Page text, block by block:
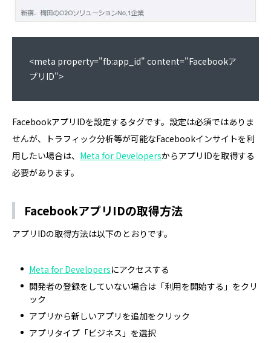
<meta property="fb:app_id" content="Facebookア
プリID">
FacebookアプリIDを設定するタグです。設定は必須ではありま
せんが、トラフィック分析等が可能なFacebookインサイトを利
用したい場合は、 Meta for DevelopersからアプリIDを取得する
必要があります。
FacebookアプリIDの取得方法
アプリIDの取得方法は以下のとおりです。
Meta for Developersにアクセスする
開発者の登録をしていない場合は「利用を開始する」をクリ
ック
アプリから新しいアプリを追加をクリック
アプリタイプ「ビジネス」を選択